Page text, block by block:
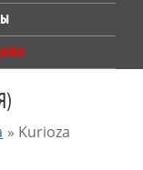
» Kurioza